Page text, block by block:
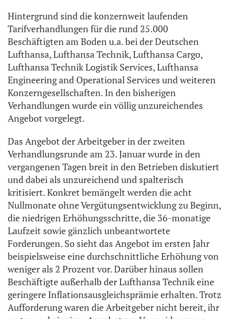
Hintergrund sind die konzernweit laufenden
Tarifverhandlungen für die rund 25.000
Beschäftigten am Boden u.a. bei der Deutschen
Lufthansa, Lufthansa Technik, Lufthansa Cargo,
Lufthansa Technik Logistik Services, Lufthansa
Engineering and Operational Services und weiteren
Konzerngesellschaften. In den bisherigen
Verhandlungen wurde ein völlig unzureichendes
Angebot vorgelegt.
Das Angebot der Arbeitgeber in der zweiten
Verhandlungsrunde am 23. Januar wurde in den
vergangenen Tagen breit in den Betrieben diskutiert
und dabei als unzureichend und spalterisch
kritisiert. Konkret bemängelt werden die acht
Nullmonate ohne Vergütungsentwicklung zu Beginn,
die niedrigen Erhöhungsschritte, die 36-monatige
Laufzeit sowie gänzlich unbeantwortete
Forderungen. So sieht das Angebot im ersten Jahr
beispielsweise eine durchschnittliche Erhöhung von
weniger als 2 Prozent vor. Darüber hinaus sollen
Beschäftigte außerhalb der Lufthansa Technik eine
geringere Inflationsausgleichsprämie erhalten. Trotz
Aufforderung waren die Arbeitgeber nicht bereit, ihr